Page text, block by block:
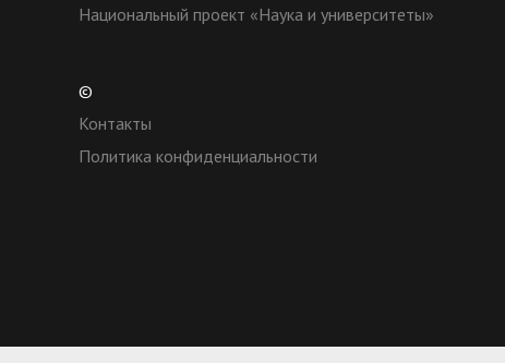
Национальный проект «Наука и университеты»
©
Контакты
Политика конфиденциальности